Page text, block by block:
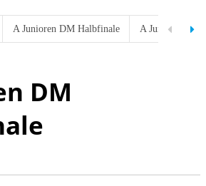
A Junioren DM Halbfinale A Junioren DM
DM